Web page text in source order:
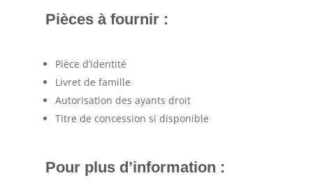
Pièces à fournir :
Pièce d’identité
Livret de famille
Autorisation des ayants droit
Titre de concession si disponible
Pour plus d’information :